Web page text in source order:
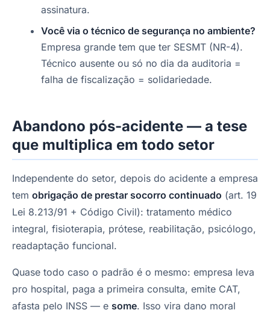
assinatura.
Você via o técnico de segurança no ambiente?
Empresa grande tem que ter SESMT (NR-4).
Técnico ausente ou só no dia da auditoria =
falha de fiscalização = solidariedade.
Abandono pós-acidente — a tese
que multiplica em todo setor
Independente do setor, depois do acidente a empresa
tem obrigação de prestar socorro continuado (art. 19
Lei 8.213/91 + Código Civil): tratamento médico
integral, fisioterapia, prótese, reabilitação, psicólogo,
readaptação funcional.
Quase todo caso o padrão é o mesmo: empresa leva
pro hospital, paga a primeira consulta, emite CAT,
afasta pelo INSS — e some. Isso vira dano moral